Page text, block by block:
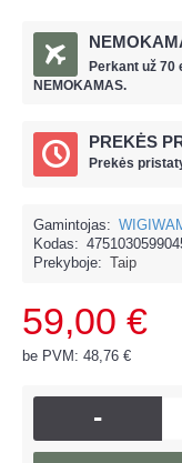
Perkant už 70
NEMOKAMAS.
PREKĖS
Prekės
Gamintojas:
Kodas:
Prekyboje: Taip
59,00 €
be PVM: 48,76 €
-